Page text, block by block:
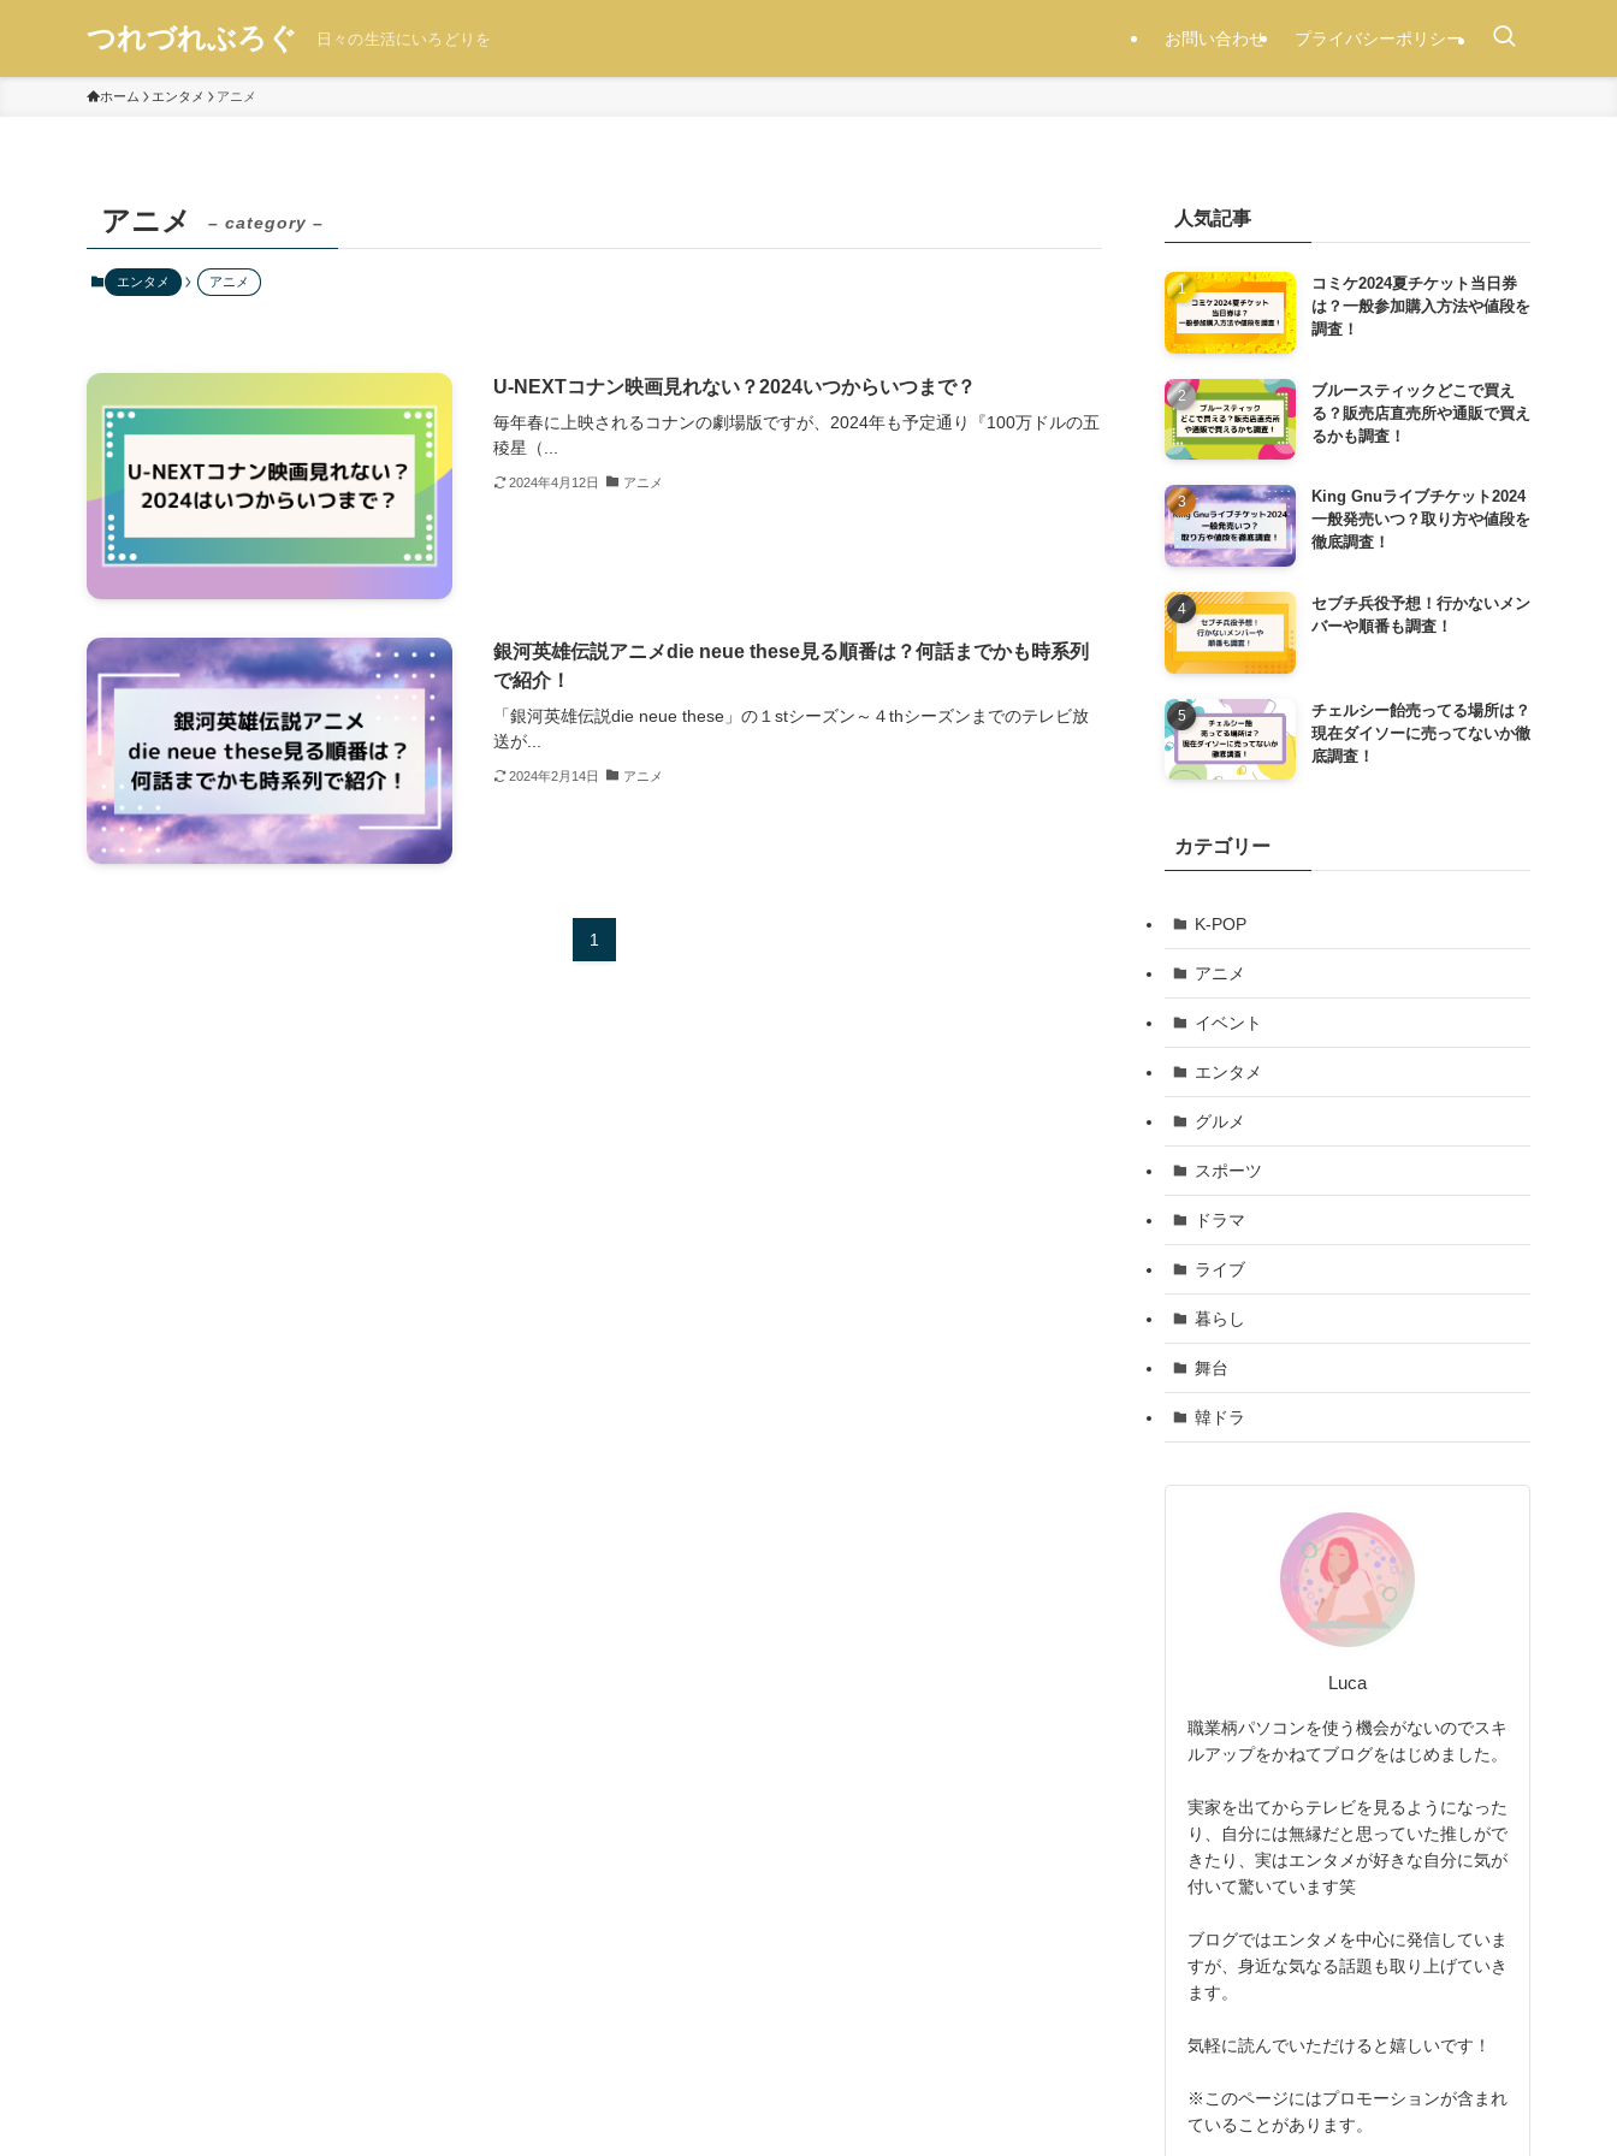
つれづれぶろぐ 日々の生活にいろどりを お問い合わせ プライバシーポリシー
ホーム エンタメ アニメ
アニメ – category –
エンタメ アニメ
U-NEXTコナン映画見れない？2024いつからいつまで？
毎年春に上映されるコナンの劇場版ですが、2024年も予定通り『100万ドルの五
稜星（...
2024年4月12日 アニメ
銀河英雄伝説アニメdie neue these見る順番は？何話までかも時系列
で紹介！
「銀河英雄伝説die neue these」の１stシーズン～４thシーズンまでのテレビ放
送が...
2024年2月14日 アニメ
1
人気記事
コミケ2024夏チケット当日券
は？一般参加購入方法や値段を
調査！
ブルースティックどこで買え
る？販売店直売所や通販で買え
るかも調査！
King Gnuライブチケット2024
一般発売いつ？取り方や値段を
徹底調査！
セブチ兵役予想！行かないメン
バーや順番も調査！
チェルシー飴売ってる場所は？
現在ダイソーに売ってないか徹
底調査！
カテゴリー
K-POP
アニメ
イベント
エンタメ
グルメ
スポーツ
ドラマ
ライブ
暮らし
舞台
韓ドラ
Luca
職業柄パソコンを使う機会がないのでスキ
ルアップをかねてブログをはじめました。
実家を出てからテレビを見るようになった
り、自分には無縁だと思っていた推しがで
きたり、実はエンタメが好きな自分に気が
付いて驚いています笑
ブログではエンタメを中心に発信していま
すが、身近な気なる話題も取り上げていき
ます。
気軽に読んでいただけると嬉しいです！
※このページにはプロモーションが含まれ
ていることがあります。